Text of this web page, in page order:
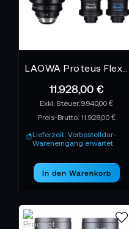
11.928,00 €
9.940,00 €
Preis-Brutto: 11.928,00 €
Lieferzeit: Vorbestelldar-
Wareneingang erwartet
In den Warenkorb